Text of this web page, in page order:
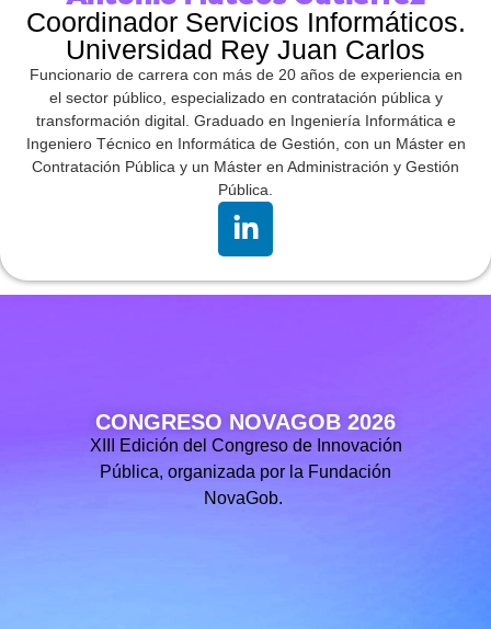
Coordinador Servicios Informáticos.
Universidad Rey Juan Carlos
Funcionario de carrera con más de 20 años de experiencia en
el sector público, especializado en contratación pública y
transformación digital. Graduado en Ingeniería Informática e
Ingeniero Técnico en Informática de Gestión, con un Máster en
Contratación Pública y un Máster en Administración y Gestión
Pública.
CONGRESO NOVAGOB 2026
XIII Edición del Congreso de Innovación
Pública, organizada por la Fundación
NovaGob.